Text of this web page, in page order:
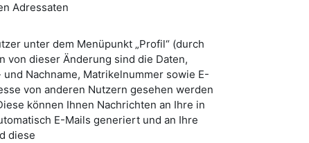
Adressaten
unter dem Menüpunkt „Profil“ (durch
von dieser Änderung sind die Daten,
Nachname, Matrikelnummer sowie E-
von anderen Nutzern gesehen werden
können Ihnen Nachrichten an Ihre in
E-Mails generiert und an Ihre
diese